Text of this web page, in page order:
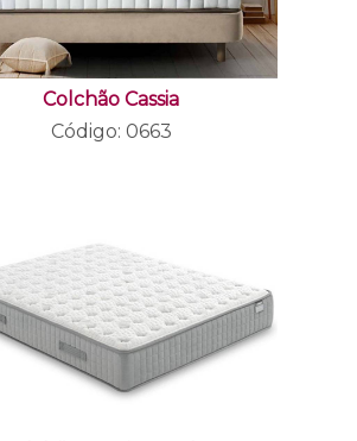
Colchão Cassia
Código: 0663